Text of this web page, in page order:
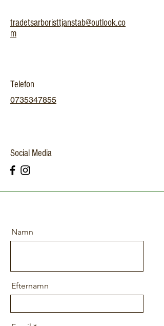
tradetsarboristtjanstab@outlook.co
m
Telefon
0735347855
Social Media
Namn
Efternamn